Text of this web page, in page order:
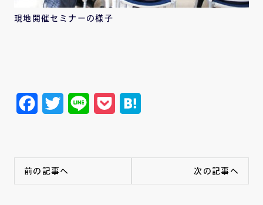
現地開催セミナーの様子
Facebook
TwitterLine Pocket
前の記事へ 次の記事へ